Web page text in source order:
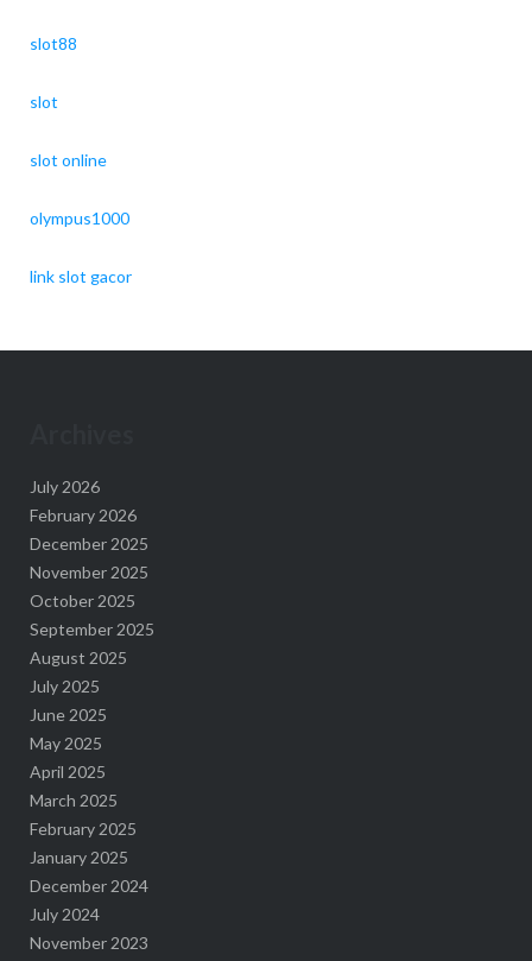
slot88
slot
slot online
olympus1000
link slot gacor
July 2026
February 2026
December 2025
November 2025
October 2025
September 2025
August 2025
July 2025
June 2025
May 2025
April 2025
March 2025
February 2025
January 2025
December 2024
July 2024
November 2023